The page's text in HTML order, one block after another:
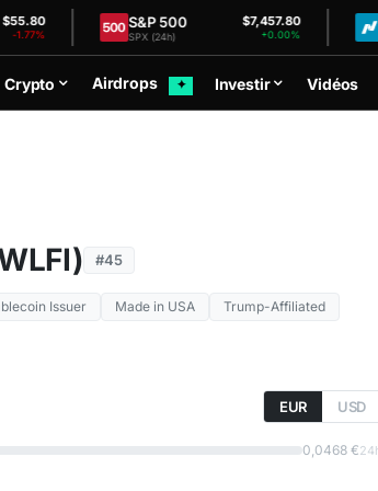
S&P 500
SPX (24h)
$7,457.80
NDX
Crypto Airdrops ✦ Investir Vidéos
#45
Issuer Made in USA Trump-Affiliated
EUR USD
0,0468 €